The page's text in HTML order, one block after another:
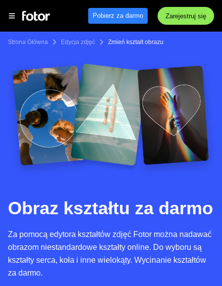
Pobierz za darmo Zarejestruj się
Strona Główna Edycja zdjęć Zmień kształt obrazu
Obraz kształtu za darmo
Za pomocą edytora kształtów zdjęć Fotor można nadawać
obrazom niestandardowe kształty online. Do wyboru są
kształty serca, koła i inne wielokąty. Wycinanie kształtów
za darmo.